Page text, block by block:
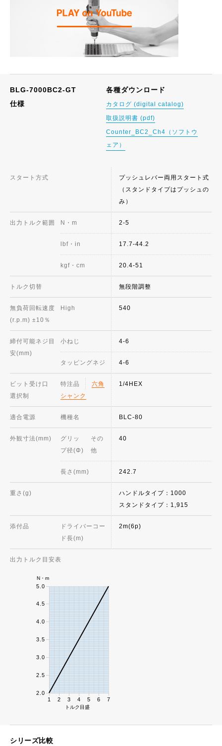
BLG-7000BC2-GT
仕様
各種ダウンロード
カタログ (digital catalog)
取扱説明書 (pdf)
Counter_BC2_Ch4（ソフトウ
ェア）
スタート方式
出力トルク範囲 N・m
lbf・in
kgf・cm
トルク切替
無負荷回転速度
(r.p.m) ±10％
High
締付可能ネジ目
安(mm)
小ねじ
タッピングネジ
ビット受け口
選択制
特注品
六角
シャンク
適合電源 機種名
外観寸法(mm)
グリッ
プ径(Φ)
その
他
長さ(mm)
重さ(g)
添付品
ドライバーコー
ド長(m)
出力トルク目安表
プッシュレバー両用スタート式
（スタンドタイプはプッシュの
み）
2-5
17.7-44.2
20.4-51
無段階調整
540
4-6
4-6
1/4HEX
BLC-80
40
242.7
ハンドルタイプ：1000
スタンドタイプ：1,915
2m(6p)
1 2 3 4 5 6 7
トルク目盛
2.0
2.5
3.0
3.5
4.0
4.5
5.0
N・m
シリーズ比較